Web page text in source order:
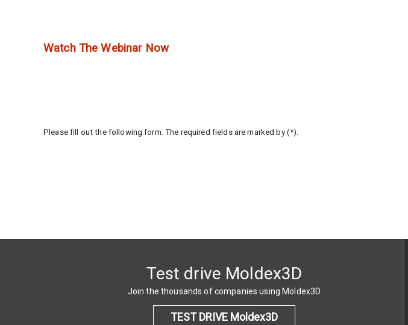
Watch The Webinar Now
Please fill out the following form. The required fields are marked by (*).
Test drive Moldex3D
Join the thousands of companies using Moldex3D
TEST DRIVE Moldex3D